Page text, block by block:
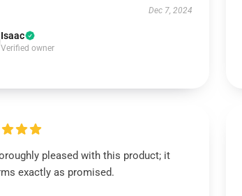
Dec 7, 2024
Isaac
Verified owner
pleased with this product; it
exactly as promised.